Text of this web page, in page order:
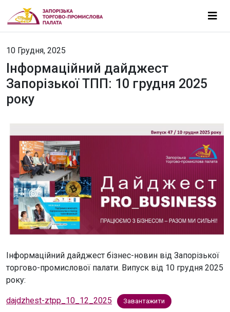
10 Грудня, 2025
Інформаційний дайджест
Запорізької ТПП: 10 грудня 2025
року
Інформаційний дайджест бізнес-новин від Запорізької
торгово-промислової палати. Випуск від 10 грудня 2025
року:
dajdzhest-ztpp_10_12_2025 Завантажити